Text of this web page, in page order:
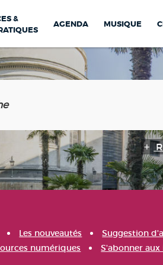
&
AGENDA MUSIQUE
Les nouveautés Suggestion
numériques S'abonner